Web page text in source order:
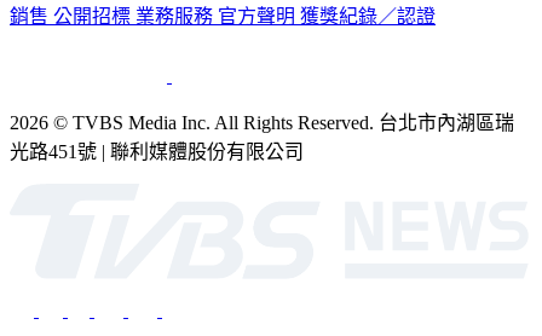
銷售 公開招標 業務服務 官方聲明 獲獎紀錄／認證
2026 © TVBS Media Inc. All Rights Reserved. 台北市內湖區瑞
光路451號 | 聯利媒體股份有限公司